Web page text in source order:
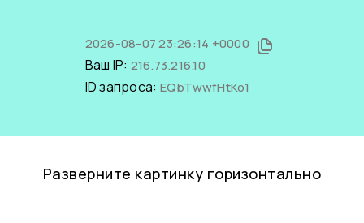
2026-08-07 23:26:14 +0000
Ваш IP: 216.73.216.10
ID запроса: EQbTwwfHtKo1
Разверните картинку горизонтально